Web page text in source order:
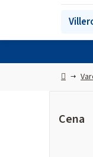
Domov
Cena